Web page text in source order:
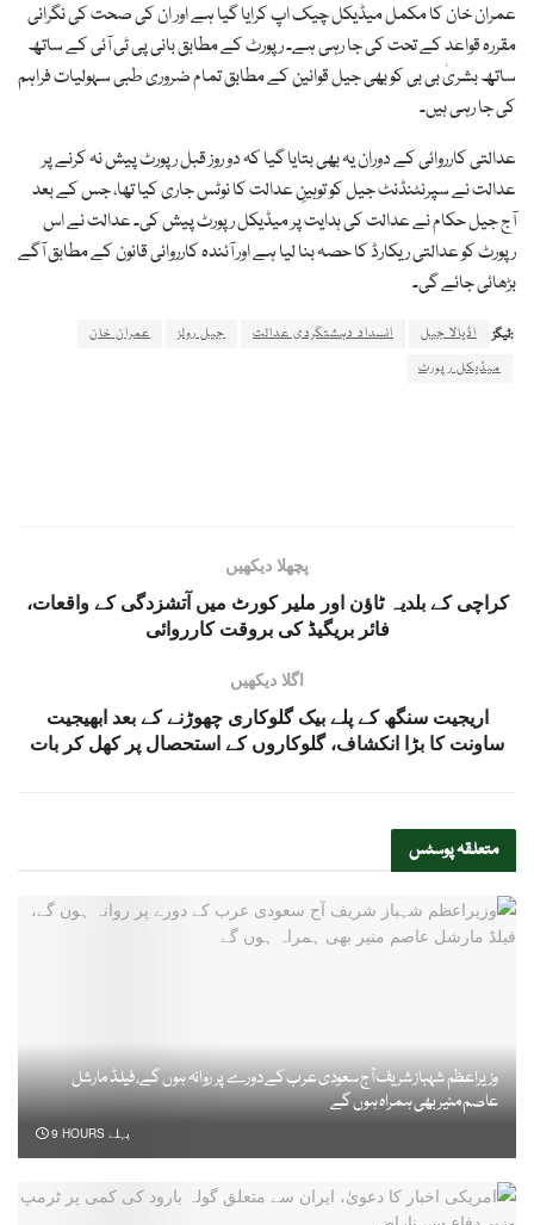
عمران خان کا مکمل میڈیکل چیک اپ کرایا گیا ہے اور ان کی صحت کی نگرانی
مقررہ قواعد کے تحت کی جا رہی ہے۔ رپورٹ کے مطابق بانی پی ٹی آئی کے ساتھ
ساتھ بشریٰ بی بی کو بھی جیل قوانین کے مطابق تمام ضروری طبی سہولیات فراہم
کی جا رہی ہیں۔
عدالتی کارروائی کے دوران یہ بھی بتایا گیا کہ دو روز قبل رپورٹ پیش نہ کرنے پر
عدالت نے سپرنٹنڈنٹ جیل کو توہینِ عدالت کا نوٹس جاری کیا تھا، جس کے بعد
آج جیل حکام نے عدالت کی ہدایت پر میڈیکل رپورٹ پیش کی۔ عدالت نے اس
رپورٹ کو عدالتی ریکارڈ کا حصہ بنا لیا ہے اور آئندہ کارروائی قانون کے مطابق آگے
بڑھائی جائے گی۔
ٹیگز: اڈیالا جیل انسداد دہشتگردی عدالت جیل رولز
عمران خان
میڈیکل رپورٹ
پچھلا دیکھیں
کراچی کے بلدیہ ٹاؤن اور ملیر کورٹ میں آتشزدگی کے واقعات،
فائر بریگیڈ کی بروقت کارروائی
اگلا دیکھیں
اریجیت سنگھ کے پلے بیک گلوکاری چھوڑنے کے بعد ابھیجیت
ساونت کا بڑا انکشاف، گلوکاروں کے استحصال پر کھل کر بات
متعلقہپوسٹس
وزیراعظم شہباز شریف آج سعودی عرب کے دورے پر روانہ ہوں گے، فیلڈ مارشل
عاصم منیر بھی ہمراہ ہوں گے
9 HOURS پہلے